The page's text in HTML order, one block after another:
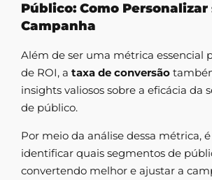
Público: Como Personalizar
Campanha
Além de ser uma métrica essencial
de ROI, a taxa de conversão
insights valiosos sobre a eficácia da
de público.
Por meio da análise dessa métrica,
identificar quais segmentos de
convertendo melhor e ajustar a